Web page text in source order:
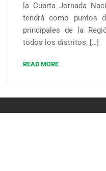
la Cuarta Jornada
tendrá como puntos
principales de la
todos los distritos, […]
READ MORE